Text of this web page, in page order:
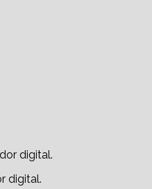
digital.